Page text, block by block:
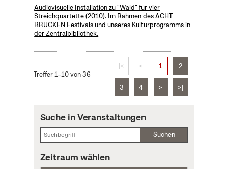
Audiovisuelle Installation zu "Wald" für vier
Streichquartette (2010). Im Rahmen des ACHT
BRÜCKEN Festivals und unseres Kulturprogramms in
der Zentralbibliothek.
Treffer 1–10 von 36
|< < 1 2
3 4 > >|
Suche in Veranstaltungen
Suchen
Zeitraum wählen